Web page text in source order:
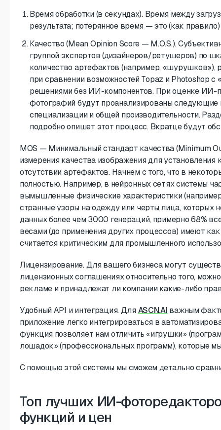
Время обработки (в секундах). Время между
результата; потерянное время — это (как
Качество (Mean Opinion Score — M.O.S.).
группой экспертов (дизайнеров/ретушеров) по
количество артефактов (например, «шурушков»),
при сравнении возможностей Topaz и Photoshop
решениями без ИИ-компонентов. При оценке ИИ-
фотографий будут проанализированы следующие
специализации и общей производительности.
подробно опишет этот процесс. Вкратце будут
MOS — Минимальный стандарт качества (Minimum
измерения качества изображения для установления
отсутствии артефактов. Начнем с того, что в
полностью. Например, в нейронных сетях системы
вымышленные физические характеристики
странные узоры на одежду или черты лица, которых
данных более чем 3000 генераций, примерно 68%
весами (до применения других процессов) имеют
считается критическим для промышленного
Лицензирование. Для вашего бизнеса могут
лицензионных соглашениях относительно того,
рекламе и принадлежат ли компании какие-либо
Удобный API и интеграция. ДляASCN.AI важным
приложение легко интегрироваться в
функция позволяет нам отличить «игрушки»
лошадок» (профессиональных программ), которые
С помощью этой системы мы сможем детально
Топ лучших ИИ-
функций и цен